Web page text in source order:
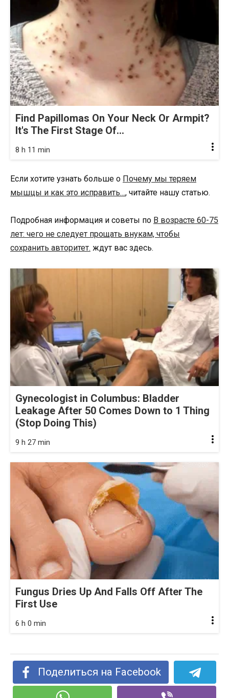
Find Papillomas On Your Neck Or Armpit?
It's The First Stage Of...
8 h 11 min
Если хотите узнать больше о Почему мы теряем
мышцы и как это исправить…, читайте нашу статью.
Подробная информация и советы по В возрасте 60-75
лет: чего не следует прощать внукам, чтобы
сохранить авторитет. ждут вас здесь.
Gynecologist in Columbus: Bladder
Leakage After 50 Comes Down to 1 Thing
(Stop Doing This)
9 h 27 min
Fungus Dries Up And Falls Off After The
First Use
6 h 0 min
Поделиться на Facebook